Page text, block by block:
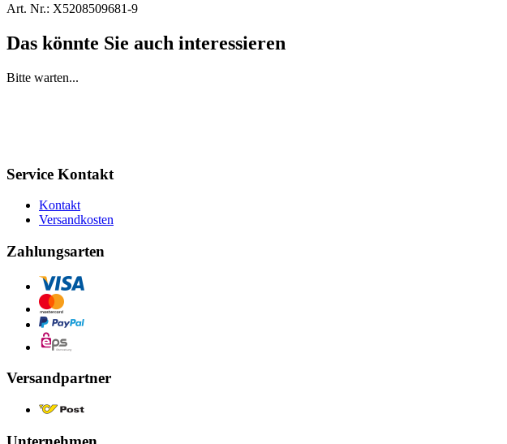
Art. Nr.: X5208509681-9
Das könnte Sie auch interessieren
Bitte warten...
Service Kontakt
Kontakt
Versandkosten
Zahlungsarten
Versandpartner